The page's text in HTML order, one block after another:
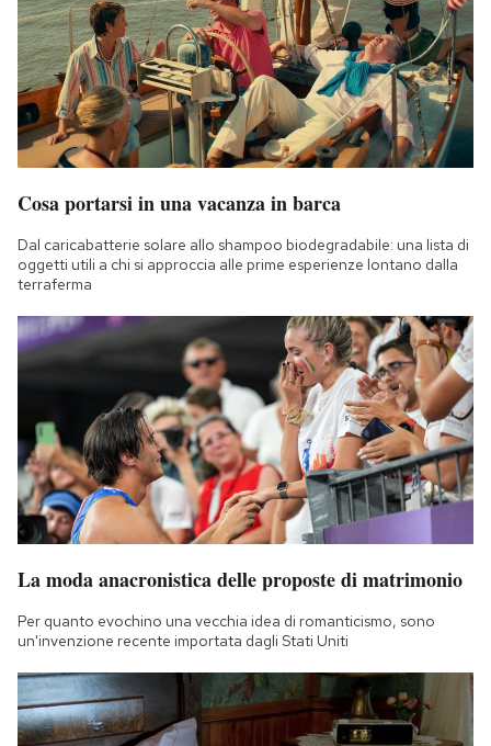
Cosa portarsi in una vacanza in barca
Dal caricabatterie solare allo shampoo biodegradabile: una lista di
oggetti utili a chi si approccia alle prime esperienze lontano dalla
terraferma
La moda anacronistica delle proposte di matrimonio
Per quanto evochino una vecchia idea di romanticismo, sono
un'invenzione recente importata dagli Stati Uniti